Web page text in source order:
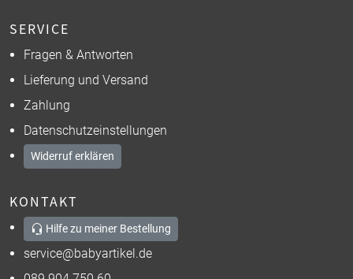
SERVICE
Fragen & Antworten
Lieferung und Versand
Zahlung
Datenschutzeinstellungen
Widerruf erklären
KONTAKT
Hilfe zu meiner Bestellung
service@babyartikel.de